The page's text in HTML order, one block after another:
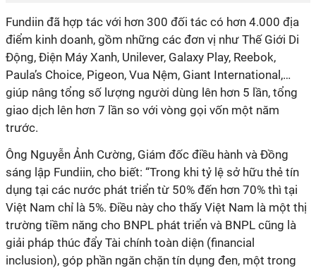
Fundiin đã hợp tác với hơn 300 đối tác có hơn 4.000 địa
điểm kinh doanh, gồm những các đơn vị như Thế Giới Di
Động, Điện Máy Xanh, Unilever, Galaxy Play, Reebok,
Paula’s Choice, Pigeon, Vua Nệm, Giant International,…
giúp nâng tổng số lượng người dùng lên hơn 5 lần, tổng
giao dịch lên hơn 7 lần so với vòng gọi vốn một năm
trước.
Ông Nguyễn Ảnh Cường, Giám đốc điều hành và Đồng
sáng lập Fundiin, cho biết: “Trong khi tỷ lệ sở hữu thẻ tín
dụng tại các nước phát triển từ 50% đến hơn 70% thì tại
Việt Nam chỉ là 5%. Điều này cho thấy Việt Nam là một thị
trường tiềm năng cho BNPL phát triển và BNPL cũng là
giải pháp thúc đẩy Tài chính toàn diện (financial
inclusion), góp phần ngăn chặn tín dụng đen, một trong